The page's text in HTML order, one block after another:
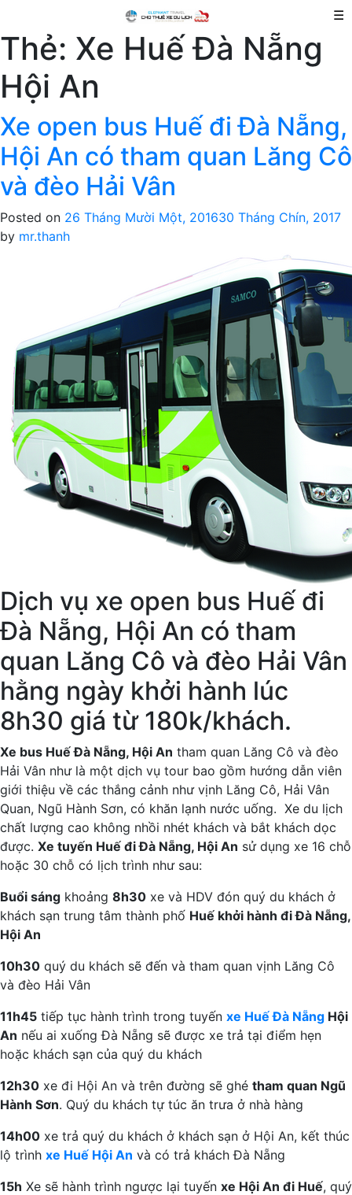
☰
Thẻ: Xe Huế Đà Nẵng
Hội An
Xe open bus Huế đi Đà Nẵng,
Hội An có tham quan Lăng Cô
và đèo Hải Vân
Posted on 26 Tháng Mười Một, 201630 Tháng Chín, 2017
by mr.thanh
Dịch vụ xe open bus Huế đi
Đà Nẵng, Hội An có tham
quan Lăng Cô và đèo Hải Vân
hằng ngày khởi hành lúc
8h30 giá từ 180k/khách.
Xe bus Huế Đà Nẵng, Hội An tham quan Lăng Cô và đèo
Hải Vân như là một dịch vụ tour bao gồm hướng dẫn viên
giới thiệu về các thắng cảnh như vịnh Lăng Cô, Hải Vân
Quan, Ngũ Hành Sơn, có khăn lạnh nước uống. Xe du lịch
chất lượng cao không nhồi nhét khách và bắt khách dọc
được. Xe tuyến Huế đi Đà Nẵng, Hội An sử dụng xe 16 chỗ
hoặc 30 chỗ có lịch trình như sau:
Buổi sáng khoảng 8h30 xe và HDV đón quý du khách ở
khách sạn trung tâm thành phố Huế khởi hành đi Đà Nẵng,
Hội An
10h30 quý du khách sẽ đến và tham quan vịnh Lăng Cô
và đèo Hải Vân
11h45 tiếp tục hành trình trong tuyến xe Huế Đà Nẵng Hội
An nếu ai xuống Đà Nẵng sẽ được xe trả tại điểm hẹn
hoặc khách sạn của quý du khách
12h30 xe đi Hội An và trên đường sẽ ghé tham quan Ngũ
Hành Sơn. Quý du khách tự túc ăn trưa ở nhà hàng
14h00 xe trả quý du khách ở khách sạn ở Hội An, kết thúc
lộ trình xe Huế Hội An và có trả khách Đà Nẵng
15h Xe sẽ hành trình ngược lại tuyến xe Hội An đi Huế, quý